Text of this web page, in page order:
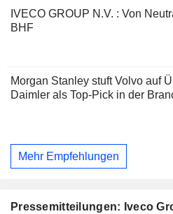
IVECO GROUP N.V. : Von
BHF
Morgan Stanley stuft Volvo auf
Daimler als Top-Pick in der
Mehr Empfehlungen
Pressemitteilungen: Iveco